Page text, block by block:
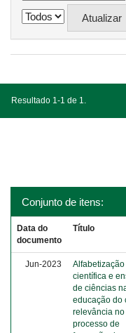
Resultado 1-1 de 1.
Conjunto de itens:
Data do
documento
Título
Jun-2023
Alfabetização
científica e
de ciências
educação do
relevância no
processo de